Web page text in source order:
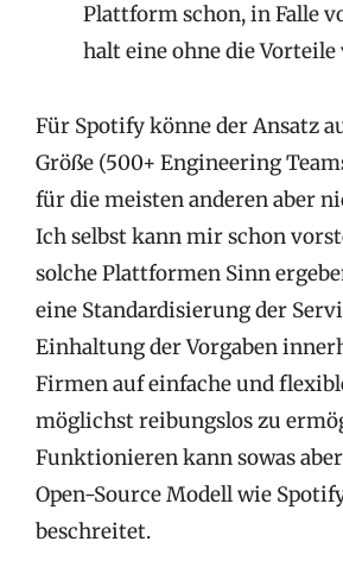
Plattform schon, in Falle
halt eine ohne die Vorteile
Für Spotify könne der Ansatz
Größe (500+ Engineering
für die meisten anderen aber
Ich selbst kann mir schon
solche Plattformen Sinn
eine Standardisierung der
Einhaltung der Vorgaben
Firmen auf einfache und
möglichst reibungslos zu
Funktionieren kann sowas
Open-Source Modell wie
beschreitet.